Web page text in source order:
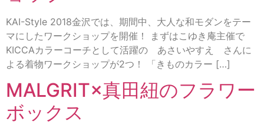
KAI-Style 2018金沢では、期間中、大人な和モダンをテー
マにしたワークショップを開催！ まずはこゆき庵主催で
KICCAカラーコーチとして活躍の あさいやすえ さんに
よる着物ワークショップが2つ！ 「きものカラー […]
MALGRIT×真田紐のフラワー
ボックス